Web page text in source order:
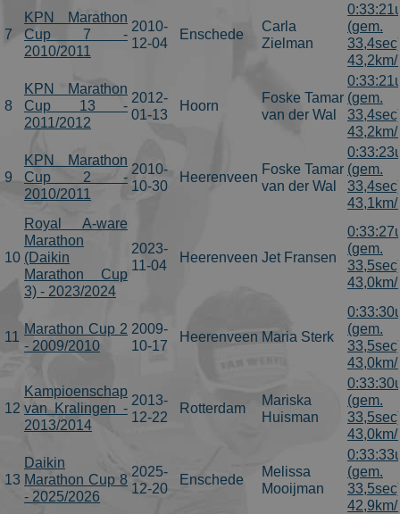
7
KPN Marathon
Cup 7 -
2010/2011
2010-
12-04
Enschede
Carla
Zielman
(gem.
43,2km/
8
KPN Marathon
Cup 13 -
2011/2012
2012-
01-13
Hoorn
Foske Tamar
van der Wal
(gem.
43,2km/
9
KPN Marathon
Cup 2 -
2010/2011
2010-
10-30
Heerenveen
Foske Tamar
van der Wal
(gem.
43,1km/
10
Royal A-ware
Marathon
(Daikin
Marathon Cup
3) - 2023/2024
2023-
11-04
Heerenveen Jet Fransen
(gem.
43,0km/
11
Marathon Cup 2
- 2009/2010
2009-
10-17
Heerenveen Maria Sterk
(gem.
43,0km/
12
Kampioenschap
van Kralingen -
2013/2014
2013-
12-22
Rotterdam
Mariska
Huisman
(gem.
43,0km/
13
Daikin
Marathon Cup 8
- 2025/2026
2025-
12-20
Enschede
Melissa
Mooijman
(gem.
42,9km/